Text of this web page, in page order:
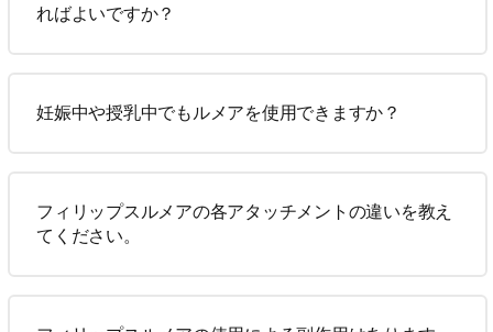
ればよいですか？
妊娠中や授乳中でもルメアを使用できますか？
フィリップスルメアの各アタッチメントの違いを教え
てください。